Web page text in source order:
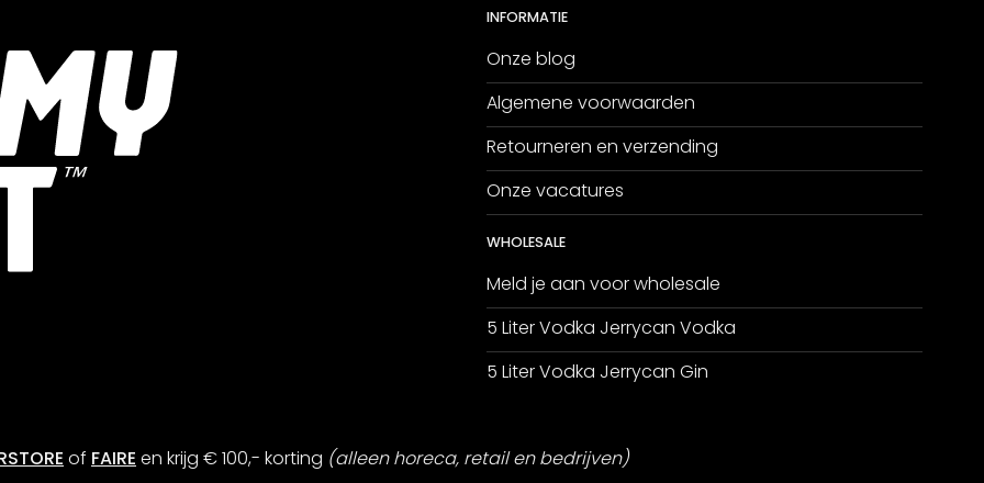
INFORMATIE
Onze blog
Algemene voorwaarden
Retourneren en verzending
Onze vacatures
WHOLESALE
Meld je aan voor wholesale
5 Liter Vodka Jerrycan Vodka
5 Liter Vodka Jerrycan Gin
of FAIRE en krijg € 100,- korting (alleen horeca, retail en bedrijven)